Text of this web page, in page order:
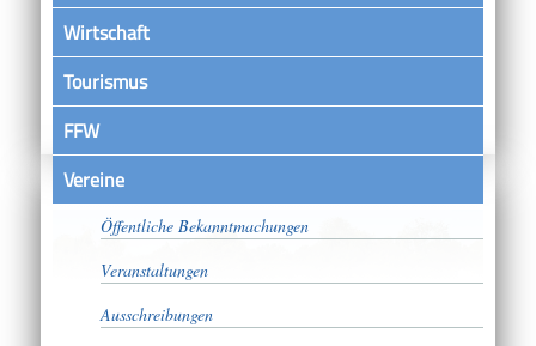
Wirtschaft
Tourismus
FFW
VereineSatzungen
Öffentliche Bekanntmachungen
Veranstaltungen
Ausschreibungen